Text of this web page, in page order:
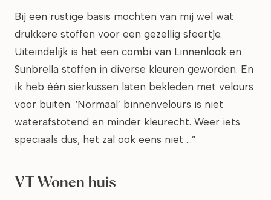
Bij een rustige basis mochten van mij wel wat
drukkere stoffen voor een gezellig sfeertje.
Uiteindelijk is het een combi van Linnenlook en
Sunbrella stoffen in diverse kleuren geworden. En
ik heb één sierkussen laten bekleden met velours
voor buiten. ‘Normaal’ binnenvelours is niet
waterafstotend en minder kleurecht. Weer iets
speciaals dus, het zal ook eens niet …”
VT Wonen huis